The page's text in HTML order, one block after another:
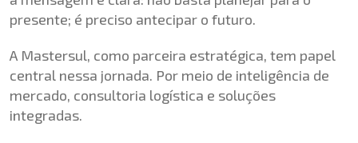
presente; é preciso antecipar o futuro.
A Mastersul, como parceira estratégica, tem papel
central nessa jornada. Por meio de inteligência de
mercado, consultoria logística e soluções
integradas.